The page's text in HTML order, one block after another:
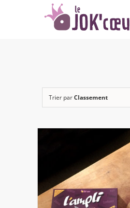
Trier parClassement